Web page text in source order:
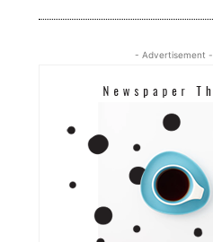
- Advertisement -